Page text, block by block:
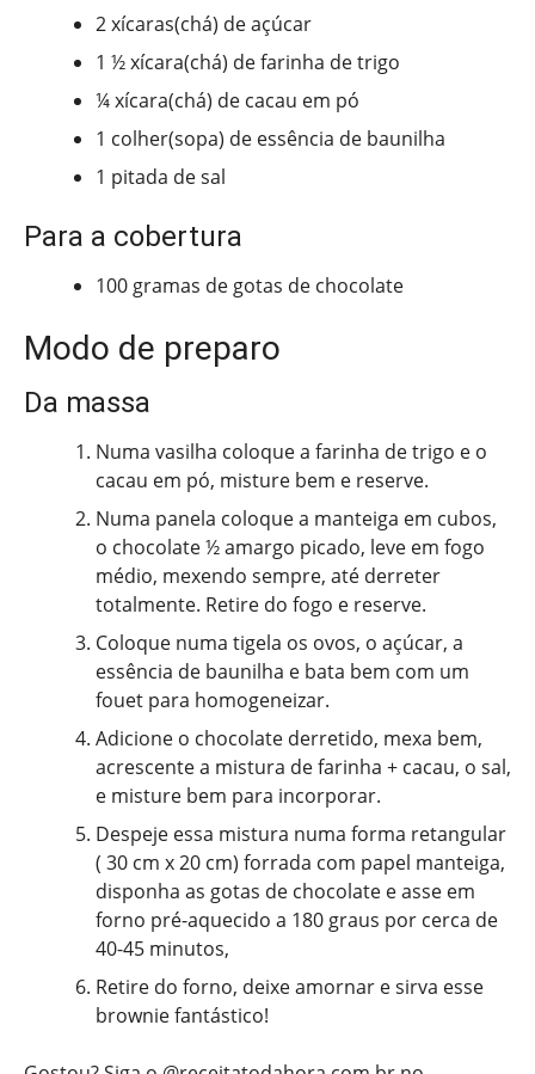
2 xícaras(chá) de açúcar
1 ½ xícara(chá) de farinha de trigo
¼ xícara(chá) de cacau em pó
1 colher(sopa) de essência de baunilha
1 pitada de sal
Para a cobertura
100 gramas de gotas de chocolate
Modo de preparo
Da massa
Numa vasilha coloque a farinha de trigo e o
cacau em pó, misture bem e reserve.
Numa panela coloque a manteiga em cubos,
o chocolate ½ amargo picado, leve em fogo
médio, mexendo sempre, até derreter
totalmente. Retire do fogo e reserve.
Coloque numa tigela os ovos, o açúcar, a
essência de baunilha e bata bem com um
fouet para homogeneizar.
Adicione o chocolate derretido, mexa bem,
acrescente a mistura de farinha + cacau, o sal,
e misture bem para incorporar.
Despeje essa mistura numa forma retangular
( 30 cm x 20 cm) forrada com papel manteiga,
disponha as gotas de chocolate e asse em
forno pré-aquecido a 180 graus por cerca de
40-45 minutos,
Retire do forno, deixe amornar e sirva esse
brownie fantástico!